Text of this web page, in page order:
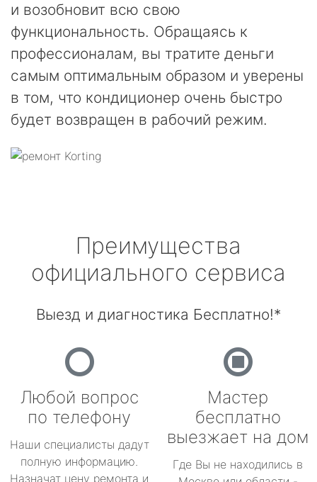
и возобновит всю свою
функциональность. Обращаясь к
профессионалам, вы тратите деньги
самым оптимальным образом и уверены
в том, что кондиционер очень быстро
будет возвращен в рабочий режим.
Преимущества
официального сервиса
Выезд и диагностика Бесплатно!*
Любой вопрос
по телефону
Наши специалисты дадут
полную информацию.
Назначат цену ремонта и
Мастер
бесплатно
выезжает на дом
Где Вы не находились в